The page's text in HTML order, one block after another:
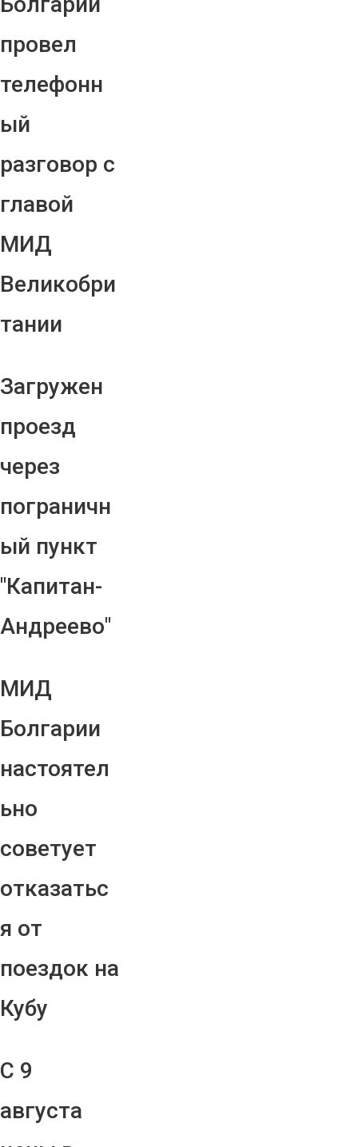
провел
телефонн
ый
разговор с
главой
МИД
Великобри
тании
Загружен
проезд
через
пограничн
ый пункт
"Капитан-
Андреево"
МИД
Болгарии
настоятел
ьно
советует
отказатьс
я от
поездок на
Кубу
С 9
августа